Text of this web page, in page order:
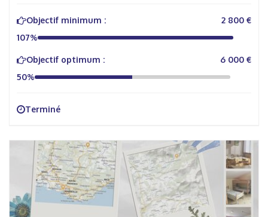
Objectif minimum :
2 800 €
107%
Objectif optimum :
6 000 €
50%
Terminé